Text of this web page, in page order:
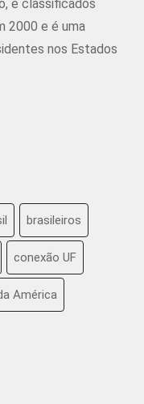
e classificados
2000 e é uma
nos Estados
brasileiros
conexão UF
América